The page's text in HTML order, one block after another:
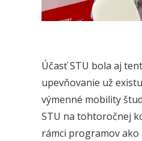
Účasť STU bola aj
upevňovanie už
výmenné mobility
STU na tohtoročnej
rámci programov ako